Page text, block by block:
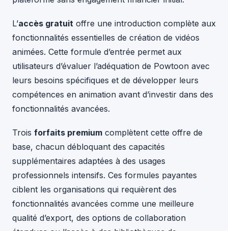
L’accès gratuit offre une introduction complète aux
fonctionnalités essentielles de création de vidéos
animées. Cette formule d’entrée permet aux
utilisateurs d’évaluer l’adéquation de Powtoon avec
leurs besoins spécifiques et de développer leurs
compétences en animation avant d’investir dans des
fonctionnalités avancées.
Trois forfaits premium complètent cette offre de
base, chacun débloquant des capacités
supplémentaires adaptées à des usages
professionnels intensifs. Ces formules payantes
ciblent les organisations qui requièrent des
fonctionnalités avancées comme une meilleure
qualité d’export, des options de collaboration